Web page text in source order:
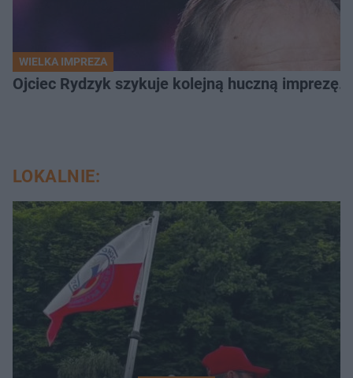
WIELKA IMPREZA
Ojciec Rydzyk szykuje kolejną huczną imprezę.
LOKALNIE: